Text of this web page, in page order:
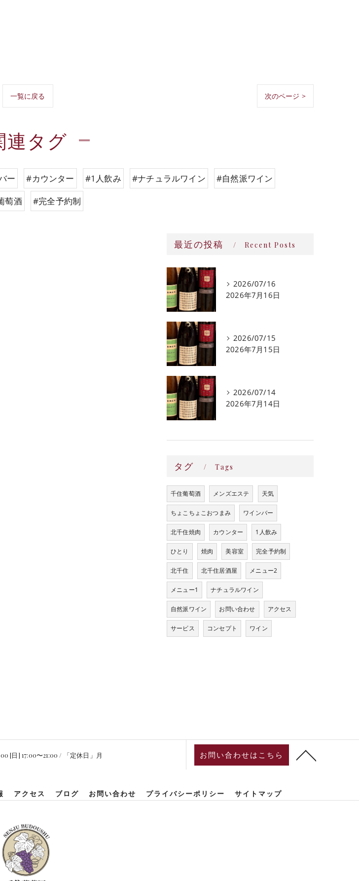
一覧に戻る 次のページ >
連タグ
ー #カウンター #1人飲み #ナチュラルワイン
#自然派ワイン
萄酒
#完全予約制
最近の投稿 Recent Posts
2026/07/16
2026年7月16日
2026/07/15
2026年7月15日
2026/07/14
2026年7月14日
タグ Tags
千住葡萄酒 メンズエステ 天気
ちょこちょこおつまみ ワインバー
北千住焼肉 カウンター 1人飲み
ひとり 焼肉 美容室 完全予約制
北千住 北千住居酒屋 メニュー2
メニュー1 ナチュラルワイン
自然派ワイン お問い合わせ アクセス
サービス コンセプト ワイン
[日] 17:00〜21:00 / 「定休日」月 お問い合わせはこちら
アクセス ブログ お問い合わせ プライバシーポリシー サイトマップ